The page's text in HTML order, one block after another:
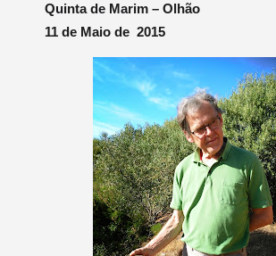
Quinta de Marim – Olhão
11 de Maio de 2015